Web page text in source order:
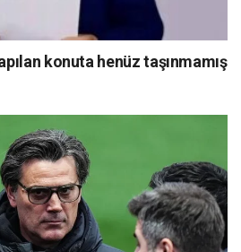
konuta henüz taşınmamış